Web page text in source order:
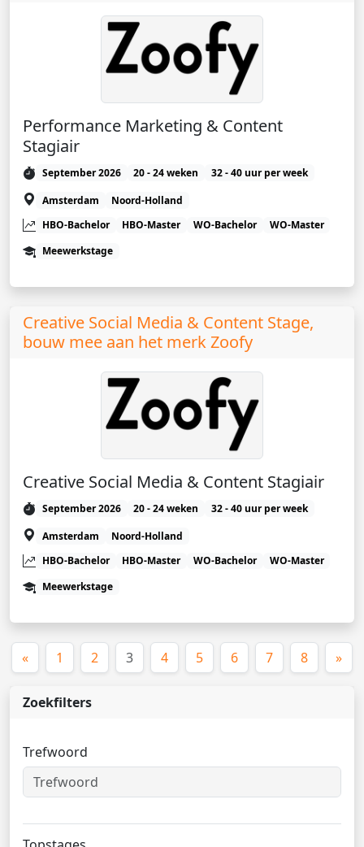
Zoekfilters
Trefwoord
Performance Marketing & Content
Stagiair
September 2026 20 - 24 weken
32 - 40 uur per week
Amsterdam
Noord-Holland
HBO-Bachelor
HBO-Master WO-Bachelor
WO-Master
Meewerkstage
Creative Social Media & Content Stage,
bouw mee aan het merk Zoofy
Creative Social Media & Content Stagiair
September 2026 20 - 24 weken
32 - 40 uur per week
Amsterdam
Noord-Holland
HBO-Bachelor
HBO-Master WO-Bachelor
WO-Master
Meewerkstage
« 1 2 3(huidige)
4 5 6 7 8 »